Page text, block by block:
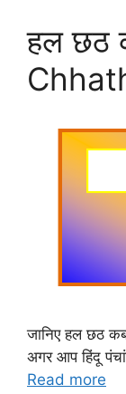
हल छठ
जानिए हल छठ
अगर आप हिंदू
Read more